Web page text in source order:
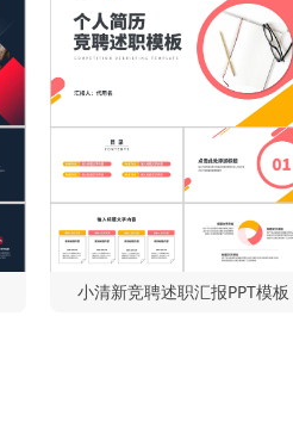
小清新竞聘述职汇报PPT模板